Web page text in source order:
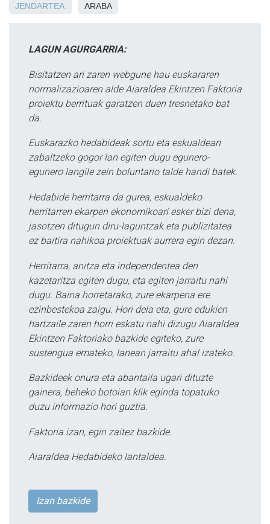
JENDARTEA ARABA
LAGUN AGURGARRIA:
Bisitatzen ari zaren webgune hau euskararen
normalizazioaren alde Aiaraldea Ekintzen Faktoria
proiektu berrituak garatzen duen tresnetako bat
da.
Euskarazko hedabideak sortu eta eskualdean
zabaltzeko gogor lan egiten dugu egunero-
egunero langile zein boluntario talde handi batek.
Hedabide herritarra da gurea, eskualdeko
herritarren ekarpen ekonomikoari esker bizi dena,
jasotzen ditugun diru-laguntzak eta publizitatea
ez baitira nahikoa proiektuak aurrera egin dezan.
Herritarra, anitza eta independentea den
kazetaritza egiten dugu, eta egiten jarraitu nahi
dugu. Baina horretarako, zure ekarpena ere
ezinbestekoa zaigu. Hori dela eta, gure edukien
hartzaile zaren horri eskatu nahi dizugu Aiaraldea
Ekintzen Faktoriako bazkide egiteko, zure
sustengua emateko, lanean jarraitu ahal izateko.
Bazkideek onura eta abantaila ugari dituzte
gainera, beheko botoian klik eginda topatuko
duzu informazio hori guztia.
Faktoria izan, egin zaitez bazkide.
Aiaraldea Hedabideko lantaldea.
Izan bazkide